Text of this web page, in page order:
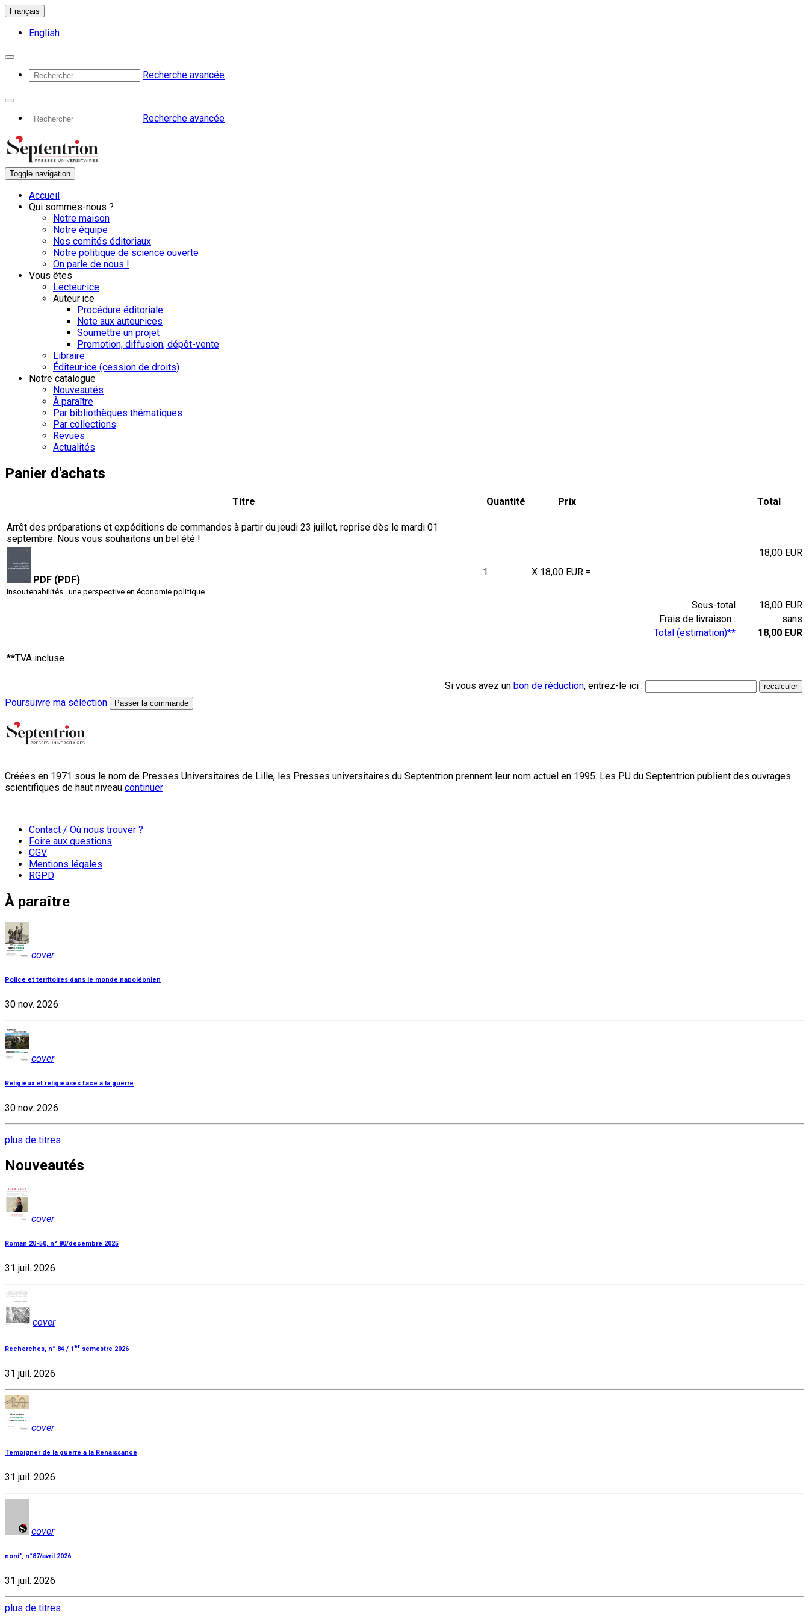
Français
English
Recherche avancée
Recherche avancée
Toggle navigation
Accueil
Qui sommes-nous ?
Notre maison
Notre équipe
Nos comités éditoriaux
Notre politique de science ouverte
On parle de nous !
Vous êtes
Lecteur·ice
Auteur·ice
Procédure éditoriale
Note aux auteur·ices
Soumettre un projet
Promotion, diffusion, dépôt-vente
Libraire
Éditeur·ice (cession de droits)
Notre catalogue
Nouveautés
À paraître
Par bibliothèques thématiques
Par collections
Revues
Actualités
Panier d'achats
Arrêt des préparations et expéditions de commandes à partir du jeudi 23 juillet, reprise dès le mardi 01
septembre. Nous vous souhaitons un bel été !
Titre Quantité Prix Total
PDF (PDF)
Insoutenabilités : une perspective en économie politique
1 X 18,00 EUR =
18,00 EUR
Sous-total
18,00 EUR
Frais de livraison :
sans
Total (estimation)**
18,00 EUR
**TVA incluse.
Si vous avez un bon de réduction, entrez-le ici :
Poursuivre ma sélection
Passer la commande
Créées en 1971 sous le nom de Presses Universitaires de Lille, les Presses universitaires du Septentrion prennent leur nom actuel en 1995. Les PU du Septentrion publient des ouvrages
scientifiques de haut niveau continuer
Contact / Où nous trouver ?
Foire aux questions
CGV
Mentions légales
RGPD
À paraître
cover
Police et territoires dans le monde napoléonien
30 nov. 2026
cover
Religieux et religieuses face à la guerre
30 nov. 2026
plus de titres
Nouveautés
cover
Roman 20-50, n° 80/décembre 2025
31 juil. 2026
cover
Recherches, n° 84 / 1er semestre 2026
31 juil. 2026
cover
Témoigner de la guerre à la Renaissance
31 juil. 2026
cover
nord', n°87/avril 2026
31 juil. 2026
plus de titres